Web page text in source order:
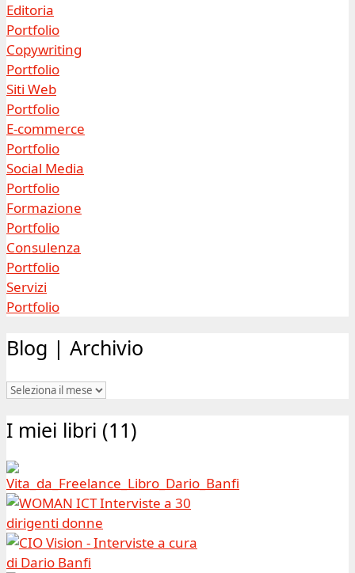
Editoria
Portfolio
Copywriting
Portfolio
Siti Web
Portfolio
E-commerce
Portfolio
Social Media
Portfolio
Formazione
Portfolio
Consulenza
Portfolio
Servizi
Portfolio
Blog | Archivio
Blog
Archivio
I miei libri (11)